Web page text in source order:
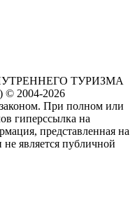
ТУРИЗМА
2004-2026
При полном или
гиперссылка на
представленная на
является публичной